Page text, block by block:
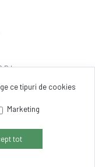
ce tipuri de cookies
Marketing
tot